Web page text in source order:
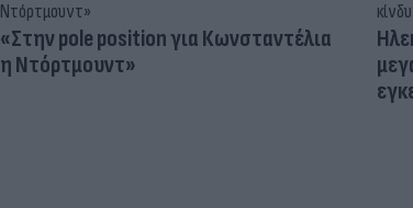
«Στην pole position για Κωνσταντέλια
η Ντόρτμουντ»